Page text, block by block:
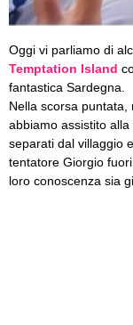
Oggi vi parliamo di
Temptation Island
fantastica Sardegna.
Nella scorsa
abbiamo assistito
separati dal villaggio
tentatore Giorgio
loro conoscenza sia